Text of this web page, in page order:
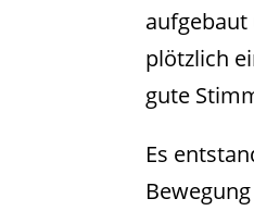
plötzlich
gute
Es